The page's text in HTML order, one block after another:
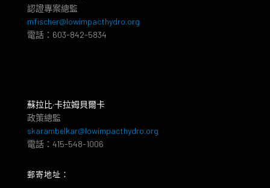
認證專案總監
mfischer@lowimpacthydro.org
電話：603-842-5834
蘇拉比·卡拉姆貝爾卡
政策總監
skarambelkar@lowimpacthydro.org
電話：415-548-1006
郵寄地址：